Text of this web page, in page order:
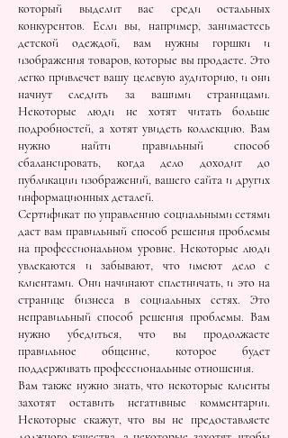
который выделит вас среди остальных
конкурентов. Если вы, например, занимаетесь
детской одеждой, вам нужны горшки и
изображения товаров, которые вы продаете. Это
легко привлечет вашу целевую аудиторию, и они
начнут следить за вашими страницами.
Некоторые люди не хотят читать больше
подробностей, а хотят увидеть коллекцию. Вам
нужно найти правильный способ
сбалансировать, когда дело доходит до
публикации изображений, вашего сайта и других
информационных деталей.
Сертификат по управлению социальными сетями
даст вам правильный способ решения проблемы
на профессиональном уровне. Некоторые люди
увлекаются и забывают, что имеют дело с
клиентами. Они начинают сплетничать, и это на
странице бизнеса в социальных сетях. Это
неправильный способ решения проблемы. Вам
нужно убедиться, что вы продолжаете
правильное общение, которое будет
поддерживать профессиональные отношения.
Вам также нужно знать, что некоторые клиенты
захотят оставить негативные комментарии.
Некоторые скажут, что вы не предоставляете